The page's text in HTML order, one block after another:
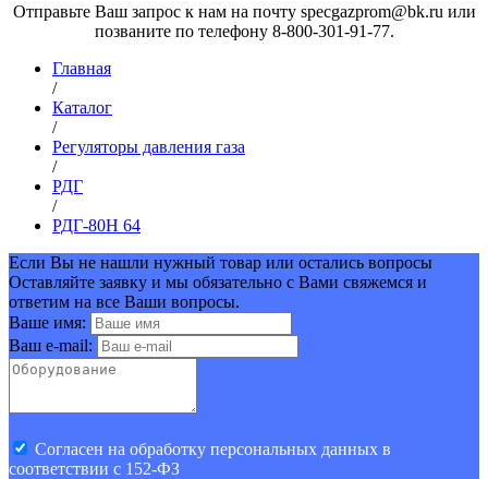
Отправьте Ваш запрос к нам на почту specgazprom@bk.ru или
позваните по телефону 8-800-301-91-77.
Главная
/
Каталог
/
Регуляторы давления газа
/
РДГ
/
РДГ-80Н 64
Если Вы не нашли нужный товар или остались вопросы
Оставляйте заявку и мы обязательно с Вами свяжемся и
ответим на все Ваши вопросы.
Ваше имя:
Ваш e-mail:
Cогласен на обработку персональных данных в
соответствии с 152-ФЗ